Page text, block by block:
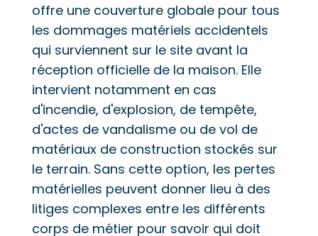
offre une couverture globale pour tous
les dommages matériels accidentels
qui surviennent sur le site avant la
réception officielle de la maison. Elle
intervient notamment en cas
d'incendie, d'explosion, de tempête,
d'actes de vandalisme ou de vol de
matériaux de construction stockés sur
le terrain. Sans cette option, les pertes
matérielles peuvent donner lieu à des
litiges complexes entre les différents
corps de métier pour savoir qui doit